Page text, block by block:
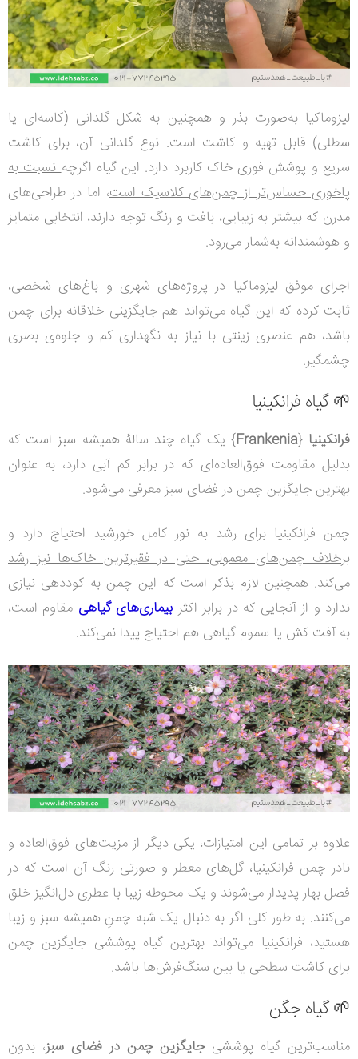
لیزوماکیا به‌صورت بذر و همچنین به شکل گلدانی (کاسه‌ای یا
سطلی) قابل تهیه و کاشت است. نوع گلدانی آن، برای کاشت
سریع و پوشش فوری خاک کاربرد دارد. این گیاه اگرچهنسبت به
پاخوری حساس‌تر از چمن‌های کلاسیک است، اما در طراحی‌های
مدرن که بیشتر به زیبایی، بافت و رنگ توجه دارند، انتخابی متمایز
و هوشمندانه به‌شمار می‌رود.
اجرای موفق لیزوماکیا در پروژه‌های شهری و باغ‌های شخصی،
ثابت کرده که این گیاه می‌تواند هم جایگزینی خلاقانه برای چمن
باشد، هم عنصری زینتی با نیاز به نگهداری کم و جلوه‌ی بصری
چشمگیر.
🌱 گیاه فرانکینیا
فرانکینیا {
Frankenia} یک گیاه چند سالۀ همیشه سبز است که
بدلیل مقاومت فوق‌العاده‌ای که در برابر کم آبی دارد، به عنوان
بهترین جایگزین چمن در فضای سبز معرفی می‌شود.
چمن فرانکینیا برای رشد به نور کامل خورشید احتیاج دارد و
برخلاف چمن‌های معمولی، حتی در فقیرترین خاک‌ها نیز رشد
می‌کند. همچنین لازم بذکر است که این چمن به کوددهی نیازی
ندارد و از آنجایی که در برابر اکثر بیماری‌های گیاهی مقاوم است،
به آفت کش یا سموم گیاهی هم احتیاج پیدا نمی‌کند.
علاوه بر تمامی این امتیازات، یکی دیگر از مزیت‌های فوق‌العاده و
نادر چمن فرانکینیا، گل‌های معطر و صورتی رنگ آن است که در
فصل بهار پدیدار می‌شوند و یک محوطه زیبا با عطری دل‌انگیز خلق
می‌کنند. به طور کلی اگر به دنبال یک شبه چمنِ همیشه سبز و زیبا
هستید، فرانکینیا می‌تواند بهترین گیاه پوششی جایگزین چمن
برای کاشت سطحی یا بین سنگ‌فرش‌ها باشد.
🌱 گیاه جگن
مناسب‌ترین گیاه پوششیجایگزین چمن در فضای سبز، بدون